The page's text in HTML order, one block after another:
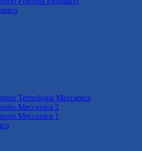
Tecnologia Meccanica
Meccanica 2
Meccanica 1